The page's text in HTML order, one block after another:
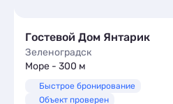
Гостевой Дом Янтарик
Зеленоградск
Море - 300 м
Быстрое бронирование
Объект проверен